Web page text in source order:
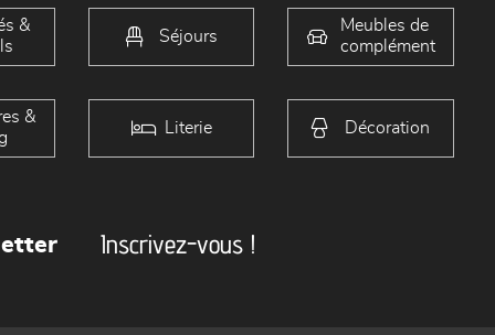
&
Séjours
Meubles de
complément
&
Literie Décoration
Inscrivez-vous !